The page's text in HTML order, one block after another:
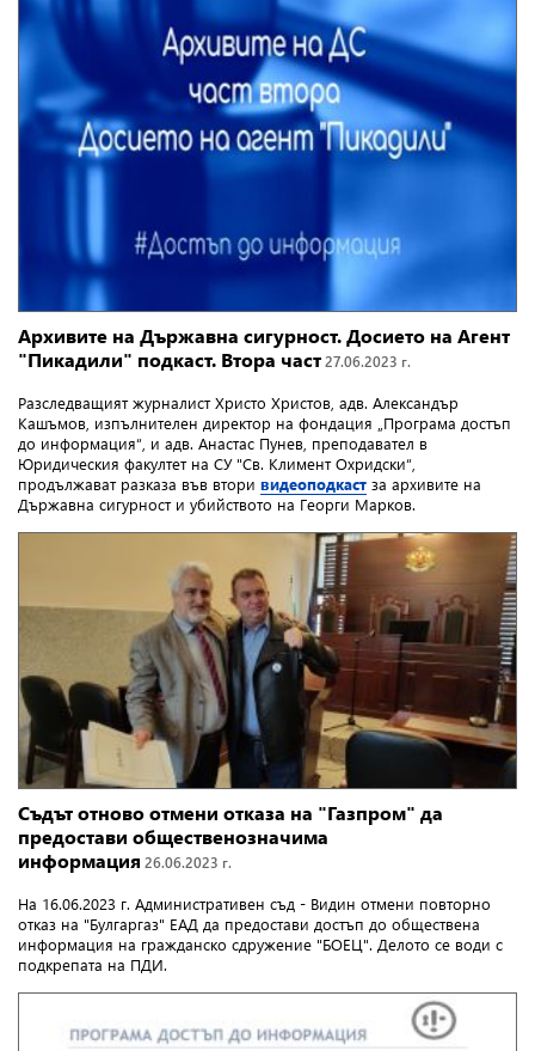
Архивите на Държавна сигурност. Досието на Агент
"Пикадили" подкаст. Втора част 27.06.2023 г.
Разследващият журналист Христо Христов, адв. Александър
Кашъмов, изпълнителен директор на фондация „Програма достъп
до информация“, и адв. Анастас Пунев, преподавател в
Юридическия факултет на СУ "Св. Климент Охридски“,
продължават разказа във втори видеоподкаст за архивите на
Държавна сигурност и убийството на Георги Марков.
Съдът отново отмени отказа на "Газпром" да
предостави общественозначима
информация 26.06.2023 г.
На 16.06.2023 г. Административен съд - Видин отмени повторно
отказ на "Булгаргаз" ЕАД да предостави достъп до обществена
информация на гражданско сдружение "БОЕЦ". Делото се води с
подкрепата на ПДИ.